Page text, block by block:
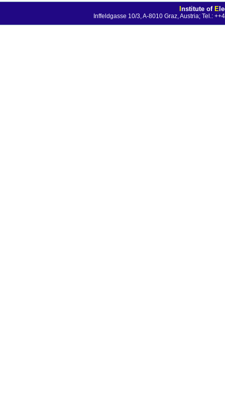
Institute of E
Inffeldgasse 10/3, A-8010 Graz, Austria; Tel.: